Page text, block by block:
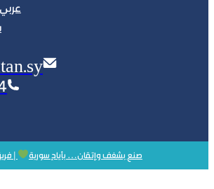
© 2026 | صنع بشغف وإتقان… بأيادٍ سورية |